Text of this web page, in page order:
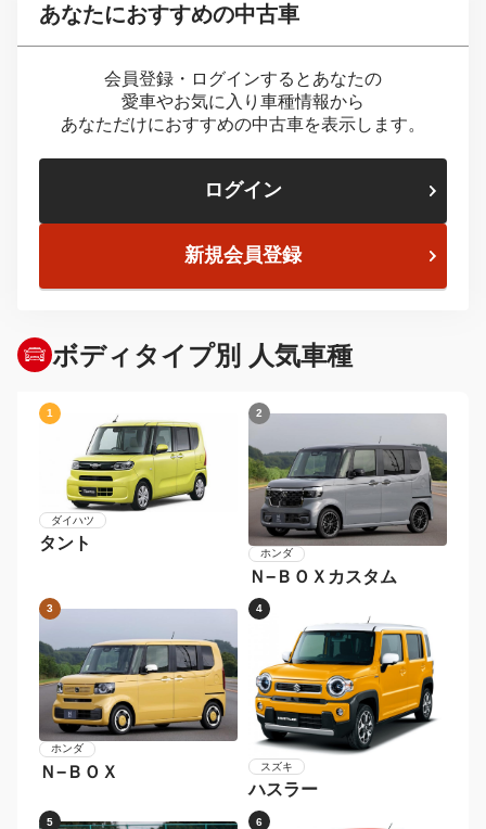
あなたにおすすめの中古車
会員登録・ログインするとあなたの
愛車やお気に入り車種情報から
あなただけにおすすめの中古車を表示します。
ログイン
新規会員登録
ボディタイプ別 人気車種
1
ダイハツ
タント
2
ホンダ
Ｎ−ＢＯＸカスタム
3
ホンダ
Ｎ−ＢＯＸ
4
スズキ
ハスラー
5 6